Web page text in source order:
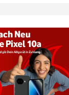
mit
Gen. oder
Smart Tech